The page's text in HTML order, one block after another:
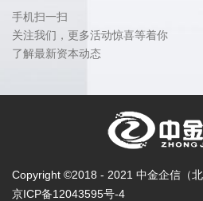
手机扫一扫
关注我们，更多活动惊喜等着你
了解最新资本动态
Copyright ©2018 - 2021 中金企信（
京ICP备12043595号-4